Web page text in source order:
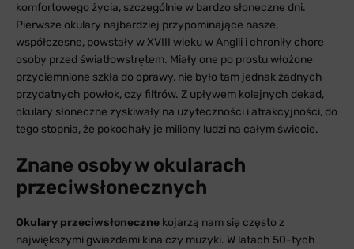
komfortowego życia, szczególnie w bardzo słoneczne dni.
Pierwsze okulary najbardziej przypominające nasze,
współczesne, powstały w XVIII wieku w Anglii i chroniły chore
osoby przed światłowstrętem. Miały one po prostu włożone
przyciemnione szkła do oprawy, nie było tam jednak żadnych
przydatnych powłok, czy filtrów. Z upływem kolejnych dekad,
okulary słoneczne zyskiwały na użyteczności i atrakcyjności, do
tego stopnia, że pokochały je miliony ludzi na całym świecie.
Znane osoby w okularach
przeciwsłonecznych
Okulary przeciwsłoneczne kojarzą nam się często z
największymi gwiazdami kina czy muzyki. W latach 50-tych